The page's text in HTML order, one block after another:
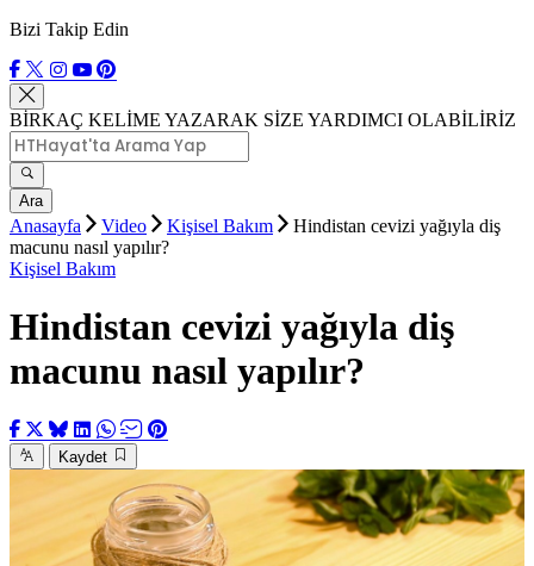
Bizi Takip Edin
BİRKAÇ KELİME YAZARAK SİZE YARDIMCI OLABİLİRİZ
Ara
Anasayfa Video Kişisel Bakım
Hindistan cevizi yağıyla diş
macunu nasıl yapılır?
Kişisel Bakım
Hindistan cevizi yağıyla diş
macunu nasıl yapılır?
Kaydet